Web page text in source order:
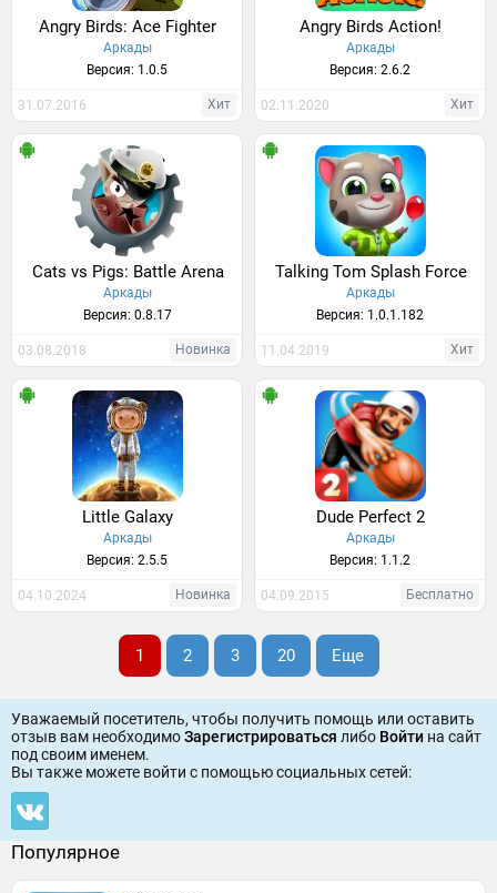
Angry Birds: Ace Fighter
Аркады
Версия: 1.0.5
31.07.2016 Хит
Angry Birds Action!
Аркады
Версия: 2.6.2
02.11.2020 Хит
Cats vs Pigs: Battle Arena
Аркады
Версия: 0.8.17
03.08.2018 Новинка
Talking Tom Splash Force
Аркады
Версия: 1.0.1.182
11.04.2019 Хит
Little Galaxy
Аркады
Версия: 2.5.5
04.10.2024 Новинка
Dude Perfect 2
Аркады
Версия: 1.1.2
04.09.2015 Бесплатно
1 2 3 20 Еще
Уважаемый посетитель, чтобы получить помощь или оставить
отзыв вам необходимоЗарегистрироваться либо Войти на сайт
под своим именем.
Вы также можете войти c помощью социальных сетей:
Популярное